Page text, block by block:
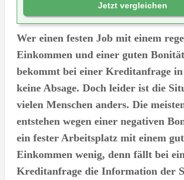
Jetzt vergleichen
Wer einen festen Job mit einem
Einkommen und einer guten
bekommt bei einer Kreditanfrage in
keine Absage. Doch leider ist die
vielen Menschen anders. Die
entstehen wegen einer negativen
ein fester Arbeitsplatz mit einem
Einkommen wenig, denn fällt bei
Kreditanfrage die Information der